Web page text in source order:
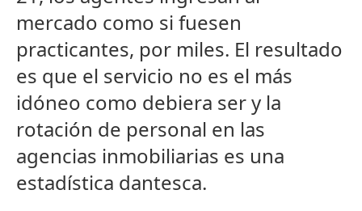
mercado como si fuesen
practicantes, por miles. El resultado
es que el servicio no es el más
idóneo como debiera ser y la
rotación de personal en las
agencias inmobiliarias es una
estadística dantesca.